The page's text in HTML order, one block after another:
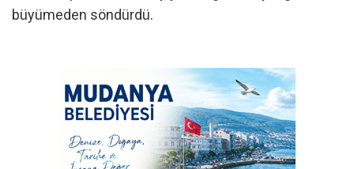
büyümeden söndürdü.